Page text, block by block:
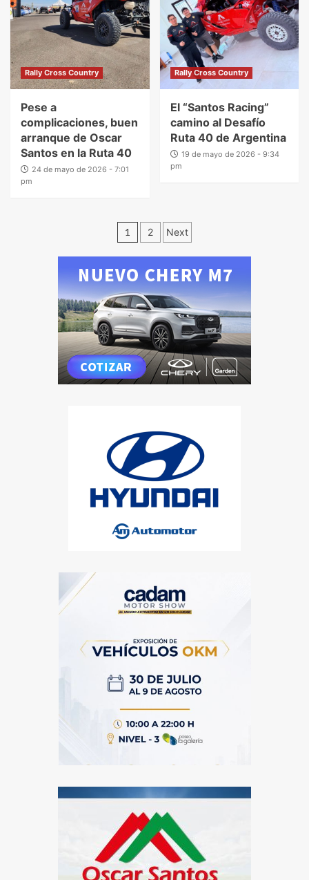
Rally Cross Country
Pese a
complicaciones, buen
arranque de Oscar
Santos en la Ruta 40
24 de mayo de 2026 - 7:01
pm
Rally Cross Country
El “Santos Racing”
camino al Desafío
Ruta 40 de Argentina
19 de mayo de 2026 - 9:34
pm
1 2 Next